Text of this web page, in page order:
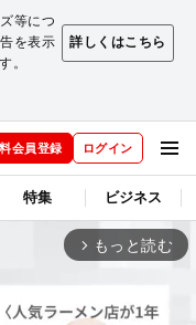
等につ
を表示
。
詳しくはこちら
会員登録 ログイン
特集 ビジネス
arrow_forward_ios もっと読む